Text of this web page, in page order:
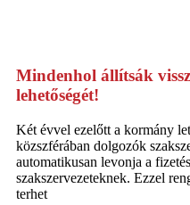
Mindenhol állítsák
lehetőségét!
Két évvel ezelőtt a kormány
közszférában dolgozók
automatikusan levonja a
szakszervezeteknek. Ezzel
terhet